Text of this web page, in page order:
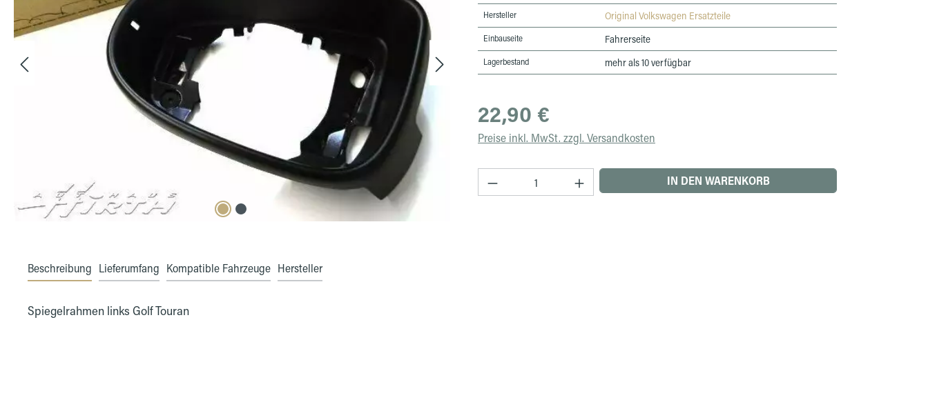
Hersteller Original Volkswagen Ersatzteile
Einbauseite Fahrerseite
Lagerbestand mehr als 10 verfügbar
Regulärer Preis:
22,90 €
Preise inkl. MwSt. zzgl. Versandkosten
Produkt Anzahl: Gib den gewünschten Wert ein oder benutze
IN DEN WARENKORB
Beschreibung Lieferumfang Kompatible Fahrzeuge Hersteller
Spiegelrahmen links Golf Touran